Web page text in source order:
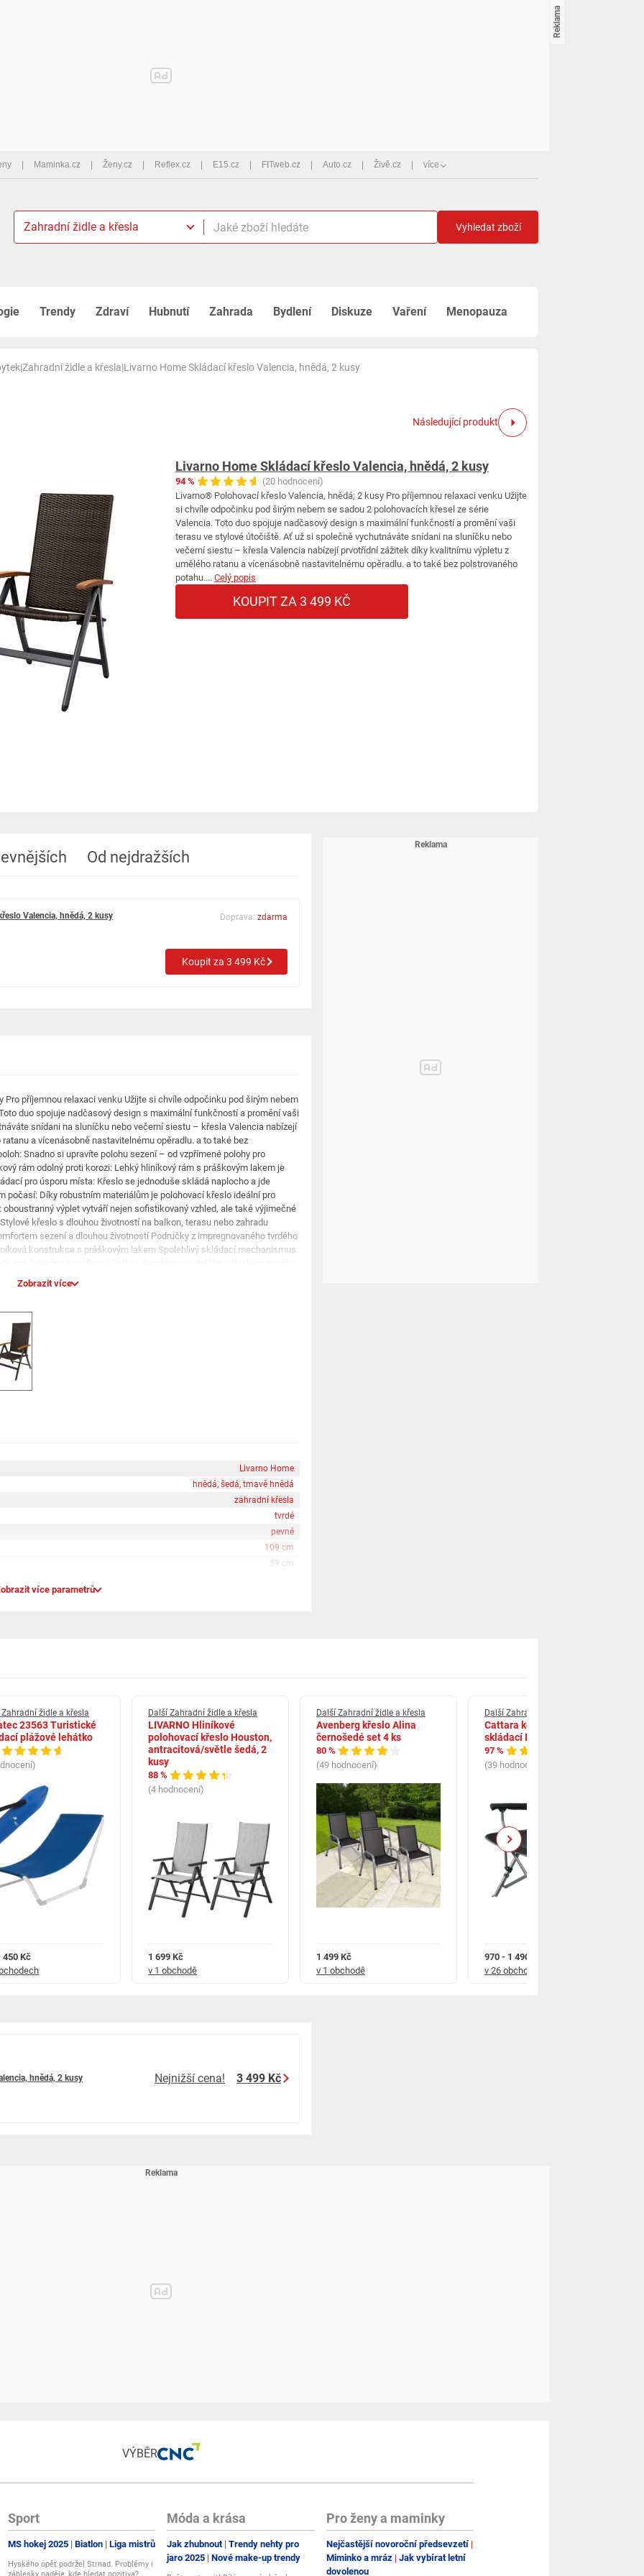
Maminka.cz Ženy.cz Reflex.cz E15.cz FITweb.cz Auto.cz Živě.cz více
Zahradní židle a křesla Vyhledat zboží
Trendy Zdraví Hubnutí Zahrada Bydlení Diskuze Vaření Menopauza
|Zahradní židle a křesla|Livarno Home Skládací křeslo Valencia, hnědá, 2 kusy
Následující produkt
Livarno Home Skládací křeslo Valencia, hnědá, 2 kusy
94 %
(20 hodnocení)
Livarno® Polohovací křeslo Valencia, hnědá; 2 kusy Pro příjemnou relaxaci venku Užijte
si chvíle odpočinku pod širým nebem se sadou 2 polohovacích křesel ze série
Valencia. Toto duo spojuje nadčasový design s maximální funkčností a promění vaši
terasu ve stylové útočiště. Ať už si společně vychutnáváte snídani na sluníčku nebo
večerní siestu – křesla Valencia nabízejí prvotřídní zážitek díky kvalitnímu výpletu z
umělého ratanu a vícenásobně nastavitelnému opěradlu. a to také bez polstrovaného
potahu.... Celý popis
KOUPIT ZA 3 499 KČ
Od nejdražších
Valencia, hnědá, 2 kusy Doprava: zdarma
Koupit za 3 499 Kč
příjemnou relaxaci venku Užijte si chvíle odpočinku pod širým nebem
duo spojuje nadčasový design s maximální funkčností a promění vaši
snídani na sluníčku nebo večerní siestu – křesla Valencia nabízejí
a vícenásobně nastavitelnému opěradlu. a to také bez
Snadno si upravíte polohu sezení – od vzpřímené polohy pro
rám odolný proti korozi: Lehký hliníkový rám s práškovým lakem je
pro úsporu místa: Křeslo se jednoduše skládá naplocho a jde
počasí: Díky robustním materiálům je polohovací křeslo ideální pro
výplet vytváří nejen sofistikovaný vzhled, ale také výjimečné
křeslo s dlouhou životností na balkon, terasu nebo zahradu
sezení a dlouhou životností Područky z impregnovaného tvrdého
konstrukce s práškovým lakem Spolehlivý skládací mechanismus
x 67 cm Š x V x H, v rozloženém stavu Výška područky: cca 64 cm
Zobrazit více
Livarno Home
hnědá, šedá, tmavě hnědá
zahradní křesla
tvrdé
pevné
109 cm
59 cm
více parametrů
Zahradní židle a křesla
23563 Turistické
plážové lehátko
450 Kč
Další Zahradní židle a křesla
LIVARNO Hliníkové
polohovací křeslo Houston,
antracitová/světle šedá, 2
kusy
88 %
(4 hodnocení)
1 699 Kč
v 1 obchodě
Další Zahradní židle a křesla
Avenberg křeslo Alina
černošedé set 4 ks
80 %
(49 hodnocení)
1 499 Kč
v 1 obchodě
Další Zahradní židle a křesla
Cattara kempingová židle
skládací Merit XXL 95 cm
97 %
(39 hodnocení)
970 - 1 490 Kč
v 26 obchodech
Next
hnědá, 2 kusy Nejnižší cena! 3 499 Kč
VÝBĚR
Sport
MS hokej 2025 Biatlon Liga mistrů
Hyského opět podržel Strnad. Problémy i
záblesky naděje, kde hledat pozitiva?
Móda a krása
Jak zhubnout Trendy nehty pro
jaro 2025 Nové make-up trendy
Pro ženy a maminky
Nejčastější novoroční předsevzetí
Miminko a mráz
Jak vybírat letní
dovolenou